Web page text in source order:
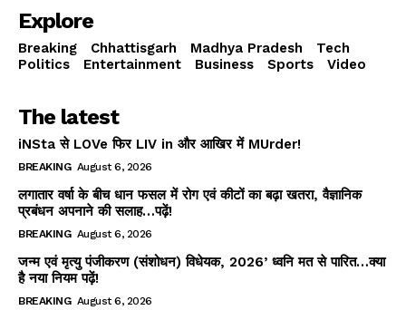
Explore
Breaking Chhattisgarh Madhya Pradesh
Tech
Politics
Entertainment Business Sports Video
The latest
iNSta से LOVe फिर LIV in और आखिर में MUrder!
BREAKING August 6, 2026
लगातार वर्षा के बीच धान फसल में रोग एवं कीटों का बढ़ा खतरा, वैज्ञानिक
प्रबंधन अपनाने की सलाह…पढ़ें!
BREAKING August 6, 2026
जन्म एवं मृत्यु पंजीकरण (संशोधन) विधेयक, 2026’ ध्वनि मत से पारित…क्या
है नया नियम पढ़ें!
BREAKING August 6, 2026